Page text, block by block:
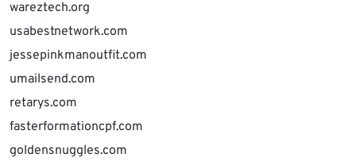
wareztech.org
usabestnetwork.com
jessepinkmanoutfit.com
umailsend.com
retarys.com
fasterformationcpf.com
goldensnuggles.com